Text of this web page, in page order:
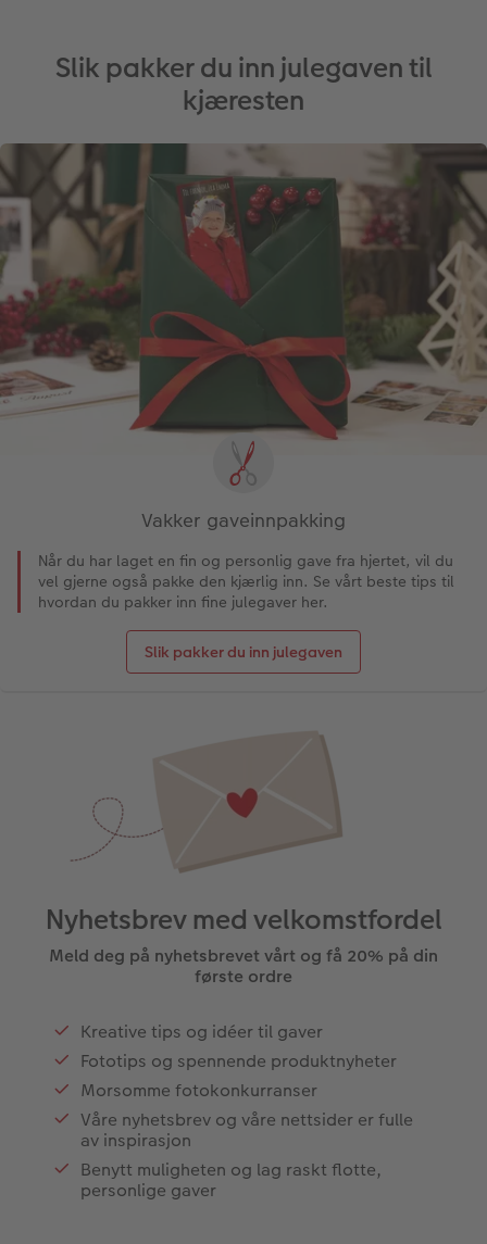
Slik pakker du inn julegaven til
kjæresten
Vakker gaveinnpakking
Når du har laget en fin og personlig gave fra hjertet, vil du
vel gjerne også pakke den kjærlig inn. Se vårt beste tips til
hvordan du pakker inn fine julegaver her.
Slik pakker du inn julegaven
Nyhetsbrev med velkomstfordel
Meld deg på nyhetsbrevet vårt og få 20% på din
første ordre
Kreative tips og idéer til gaver
Fototips og spennende produktnyheter
Morsomme fotokonkurranser
Våre nyhetsbrev og våre nettsider er fulle
av inspirasjon
Benytt muligheten og lag raskt flotte,
personlige gaver